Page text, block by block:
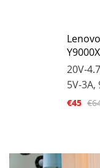
20V-
5V-3A,
€45